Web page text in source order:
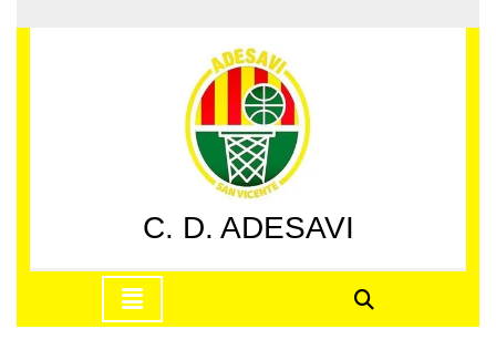
al
C. D. ADESAVI
apertura